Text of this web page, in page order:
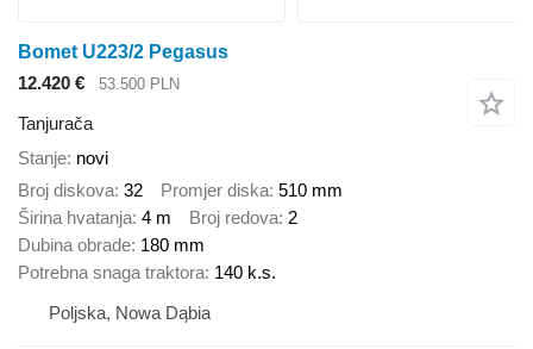
Bomet U223/2 Pegasus
12.420 €
53.500 PLN
Tanjurača
Stanje novi
Broj diskova 32 Promjer diska 510 mm
Širina hvatanja 4 m Broj redova 2
Dubina obrade 180 mm
Potrebna snaga traktora 140 k.s.
Poljska, Nowa Dąbia